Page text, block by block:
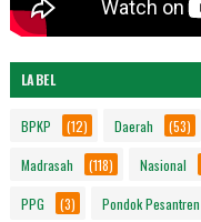
LABEL
BPKP (12) Daerah (53)
Madrasah (118) Nasional
PPG (3) Pondok Pesantren